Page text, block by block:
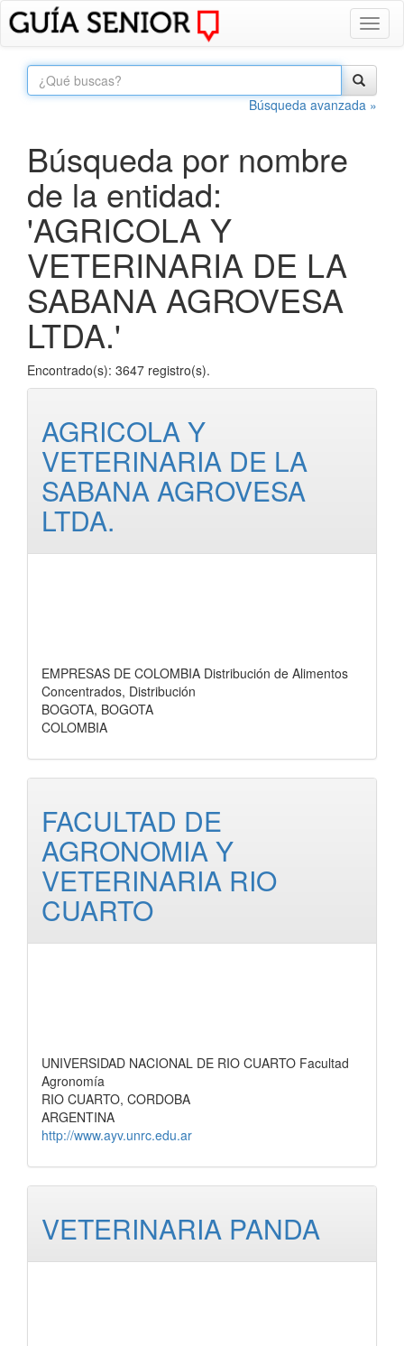
Búsqueda avanzada »
Búsqueda por nombre
de la entidad:
'AGRICOLA Y
VETERINARIA DE LA
SABANA AGROVESA
LTDA.'
Encontrado(s): 3647 registro(s).
AGRICOLA Y
VETERINARIA DE LA
SABANA AGROVESA
LTDA.
EMPRESAS DE COLOMBIA Distribución de Alimentos
Concentrados, Distribución
BOGOTA, BOGOTA
COLOMBIA
FACULTAD DE
AGRONOMIA Y
VETERINARIA RIO
CUARTO
UNIVERSIDAD NACIONAL DE RIO CUARTO Facultad
Agronomía
RIO CUARTO, CORDOBA
ARGENTINA
http://www.ayv.unrc.edu.ar
VETERINARIA PANDA